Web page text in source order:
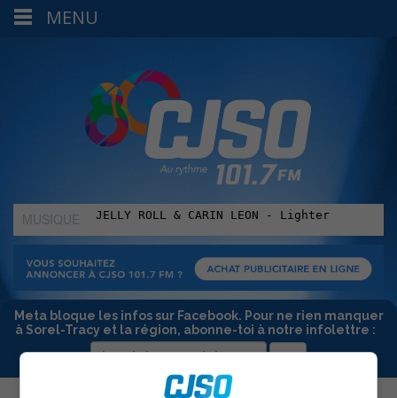
MUSIQUE
:
Meta bloque les infos sur Facebook. Pour ne rien manquer
à Sorel-Tracy et la région, abonne-toi à notre infolettre :
MENU